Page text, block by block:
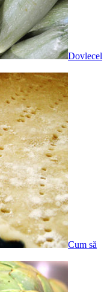
Dovlecel
Cum să